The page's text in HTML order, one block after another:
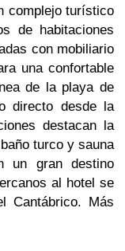
complejo turístico
de habitaciones
con mobiliario
una confortable
de la playa de
directo desde la
destacan la
turco y sauna
un gran destino
al hotel se
Cantábrico. Más